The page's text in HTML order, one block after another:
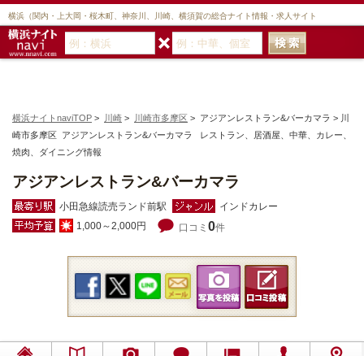
横浜（関内・上大岡・桜木町、神奈川、川崎、横須賀の総合ナイト情報・求人サイト
横浜ナイトnaviTOP > 川崎 > 川崎市多摩区 > アジアンレストラン&バーカマラ > 川
崎市多摩区 アジアンレストラン&バーカマラ レストラン、居酒屋、中華、カレー、
焼肉、ダイニング情報
アジアンレストラン&バーカマラ
小田急線読売ランド前駅
インドカレー
1,000～2,000円
口コミ 0件